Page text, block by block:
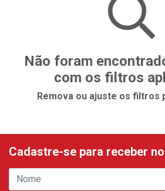
Não foram
com os filtros
Remova ou ajuste os filtros
Cadastre-se para receber